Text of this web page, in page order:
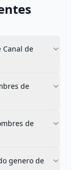
de YouTube es
Nombres de
palabras.
de tus
favoritos?
Canal de
de
de
genero de